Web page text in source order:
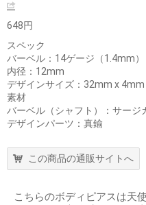
648円
スペック
バーベル：14ゲージ（1.4mm）
内径：12mm
デザインサイズ：32mm x 4mm
素材
バーベル（シャフト）：サージ
デザインパーツ：真鍮
この商品の通販サイトへ
こちらのボディピアスは天